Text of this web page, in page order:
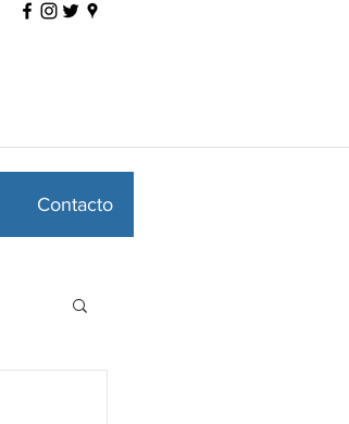
Contacto